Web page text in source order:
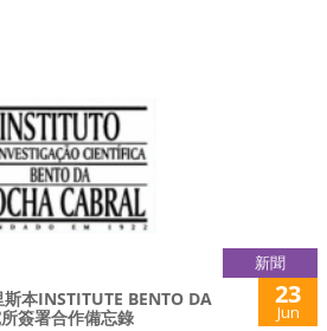
新聞
本INSTITUTE BENTO DA
簽署合作備忘錄
23
Jun